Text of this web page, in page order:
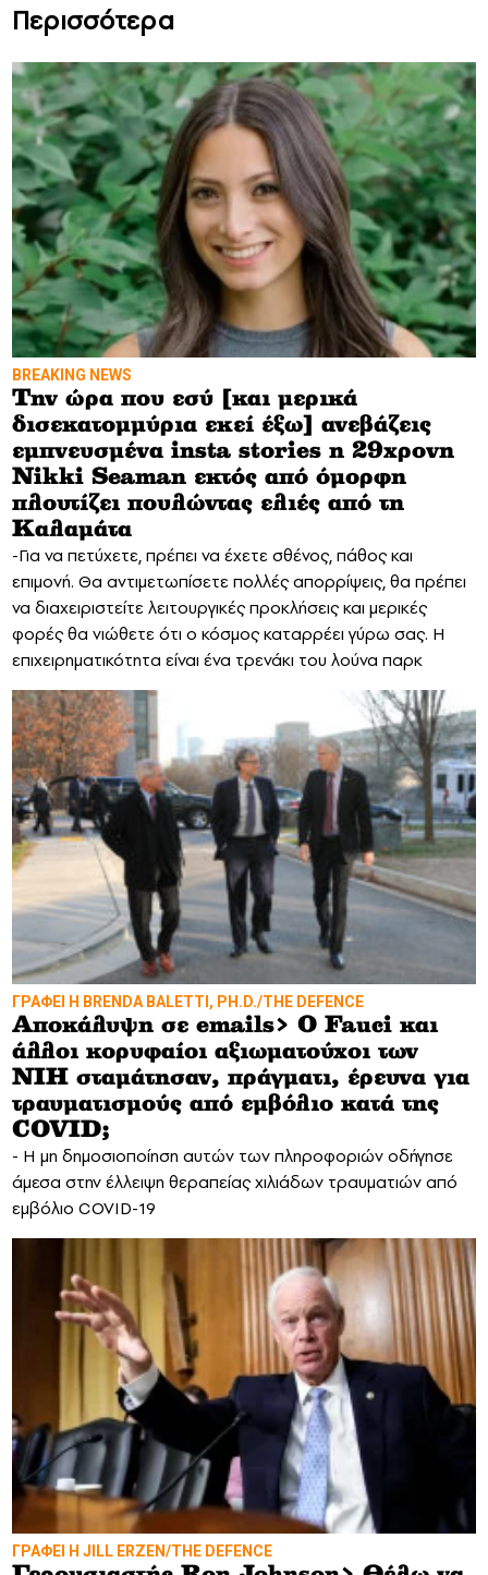
Περισσότερα
BREAKING NEWS
Tην ώρα που εσύ [και μερικά
δισεκατομμύρια εκεί έξω] ανεβάζεις
εμπνευσμένα insta stories η 29χρονη
Nikki Seaman εκτός από όμορφη
πλουτίζει πουλώντας ελιές από τη
Καλαμάτα
-Για να πετύχετε, πρέπει να έχετε σθένος, πάθος και
επιμονή. Θα αντιμετωπίσετε πολλές απορρίψεις, θα πρέπει
να διαχειριστείτε λειτουργικές προκλήσεις και μερικές
φορές θα νιώθετε ότι ο κόσμος καταρρέει γύρω σας. Η
επιχειρηματικότητα είναι ένα τρενάκι του λούνα παρκ
ΓΡΑΦΕΙ Η BRENDA BALETTI, PH.D./THE DEFENCE
Αποκάλυψη σε emails> Ο Fauci και
άλλοι κορυφαίοι αξιωματούχοι των
NIH σταμάτησαν, πράγματι, έρευνα για
τραυματισμούς από εμβόλιο κατά της
COVID;
- Η μη δημοσιοποίηση αυτών των πληροφοριών οδήγησε
άμεσα στην έλλειψη θεραπείας χιλιάδων τραυματιών από
εμβόλιο COVID-19
ΓΡΑΦΕΙ Η JILL ERZEN/THE DEFENCE